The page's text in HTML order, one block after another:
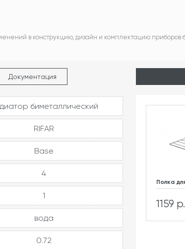
в конструкцию, дизайн и комплектацию
Документация
биметаллический
RIFAR
Base
4
1
вода
0.72
Полка
1159 р.